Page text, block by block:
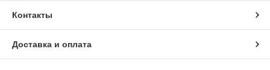
Контакты
Доставка и оплата